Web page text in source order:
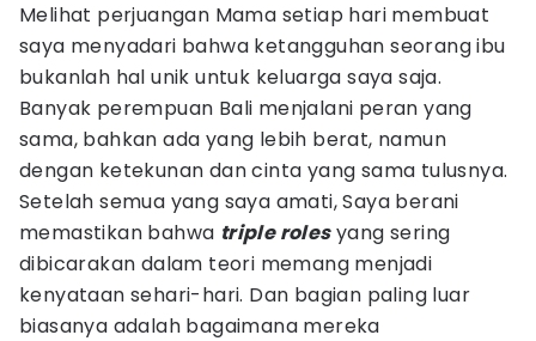
Melihat perjuangan Mama setiap hari membuat
saya menyadari bahwa ketangguhan seorang ibu
bukanlah hal unik untuk keluarga saya saja.
Banyak perempuan Bali menjalani peran yang
sama, bahkan ada yang lebih berat, namun
dengan ketekunan dan cinta yang sama tulusnya.
Setelah semua yang saya amati, Saya berani
memastikan bahwa triple rolesyang sering
dibicarakan dalam teori memang menjadi
kenyataan sehari-hari. Dan bagian paling luar
biasanya adalah bagaimana mereka